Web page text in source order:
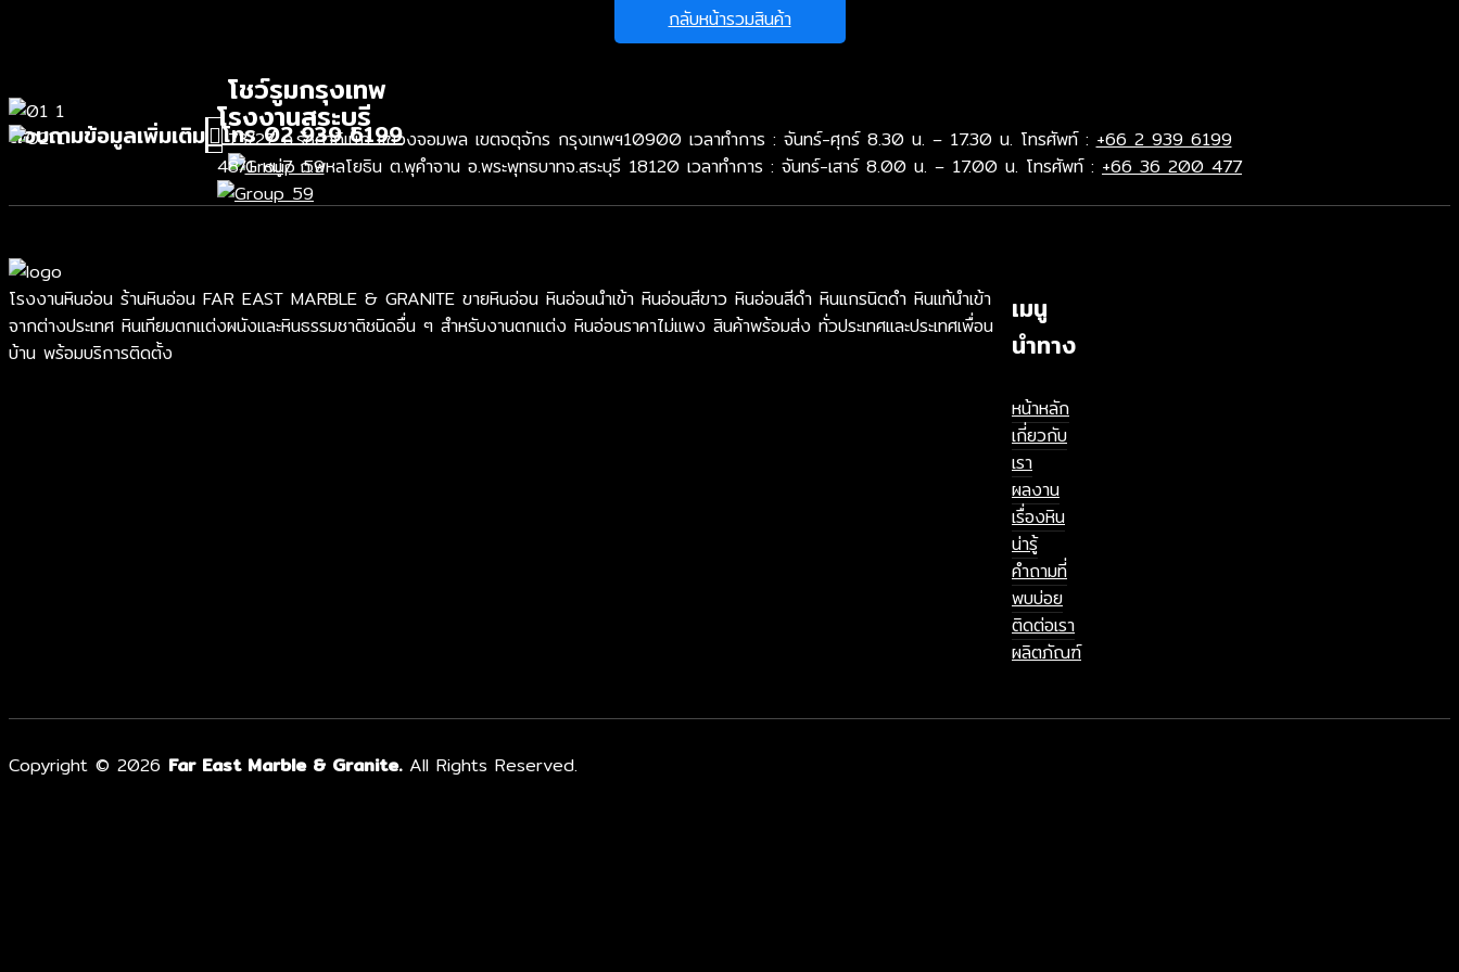
กลับหน้ารวมสินค้า
โชว์รูมกรุงเทพ
73/27 ถ.รัชดาภิเษก แขวงจอมพล เขตจตุจักร กรุงเทพฯ10900 เวลาทำการ : จันทร์-ศุกร์ 8.30 น. – 17.30 น. โทรศัพท์ :+66 2 939 6199
โรงงานสระบุรี
48/1 หมู่7 ถ.พหลโยธิน ต.พุคำจาน อ.พระพุทธบาทจ.สระบุรี 18120 เวลาทำการ : จันทร์-เสาร์ 8.00 น. – 17.00 น. โทรศัพท์ : +66 36 200 477
สอบถามข้อมูลเพิ่มเติม โทร 02 939 6199
โรงงานหินอ่อน ร้านหินอ่อน FAR EAST MARBLE & GRANITE ขายหินอ่อน หินอ่อนนำเข้า หินอ่อนสีขาว หินอ่อนสีดำ หินแกรนิตดำ หินแท้นำเข้า
จากต่างประเทศ หินเทียมตกแต่งผนังและหินธรรมชาติชนิดอื่น ๆ สำหรับงานตกแต่ง หินอ่อนราคาไม่แพง สินค้าพร้อมส่ง ทั่วประเทศและประเทศเพื่อน
บ้าน พร้อมบริการติดตั้ง
เมนู
นำทาง
หน้าหลัก
เกี่ยวกับ
เรา
ผลงาน
เรื่องหิน
น่ารู้
คำถามที่
พบบ่อย
ติดต่อเรา
ผลิตภัณฑ์
Copyright © 2026 Far East Marble & Granite.All Rights Reserved.